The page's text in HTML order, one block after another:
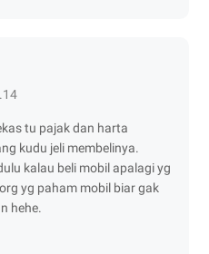
tu pajak dan harta
kudu jeli membelinya.
kalau beli mobil apalagi yg
yg paham mobil biar gak
hehe.